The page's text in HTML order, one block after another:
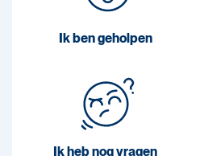
Ik ben geholpen
Ik heb nog vragen